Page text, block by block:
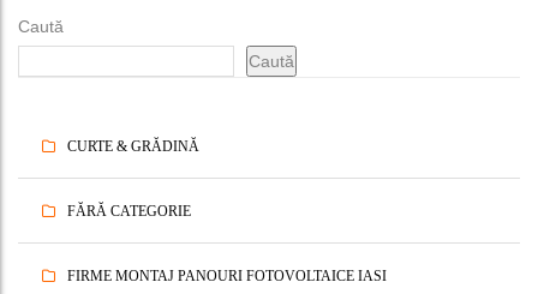
Caută
Caută
CURTE & GRĂDINĂ
FĂRĂ CATEGORIE
FIRME MONTAJ PANOURI FOTOVOLTAICE IASI